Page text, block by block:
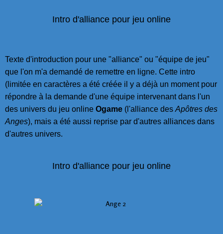
Intro d'alliance pour jeu online
Texte d'introduction pour une "alliance" ou "équipe de jeu"
que l'on m'a demandé de remettre en ligne. Cette intro
(limitée en caractères a été créée il y a déjà un moment pour
répondre à la demande d'une équipe intervenant dans l'un
des univers du jeu online Ogame (l'alliance desApôtres des
Anges), mais a été aussi reprise par d'autres alliances dans
d'autres univers.
Intro d'alliance pour jeu online